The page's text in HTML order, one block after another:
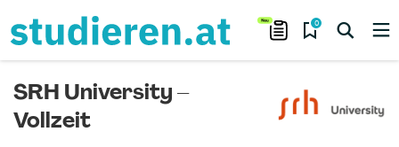
0
SRH University –
Vollzeit